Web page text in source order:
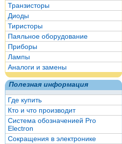
Транзисторы
Диоды
Тиристоры
Паяльное оборудование
Приборы
Лампы
Аналоги и замены
Полезная информация
Где купить
Кто и что производит
Система обозначенией Pro
Electron
Сокращения в электронике